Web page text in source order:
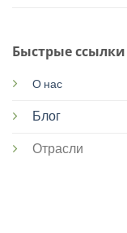
Быстрые ссылки
О нас
Блог
Отрасли